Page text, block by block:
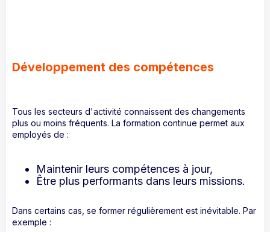
Développement des compétences
Tous les secteurs d'activité connaissent des changements
plus ou moins fréquents. La formation continue permet aux
employés de :
Maintenir leurs compétences à jour,
Être plus performants dans leurs missions.
Dans certains cas, se former régulièrement est inévitable. Par
exemple :